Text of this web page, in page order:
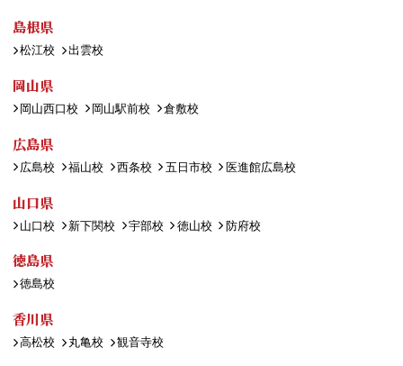
島根県
松江校 出雲校
岡山県
岡山西口校 岡山駅前校 倉敷校
広島県
広島校 福山校 西条校 五日市校 医進館広島校
山口県
山口校 新下関校 宇部校 徳山校 防府校
徳島県
徳島校
香川県
高松校 丸亀校 観音寺校